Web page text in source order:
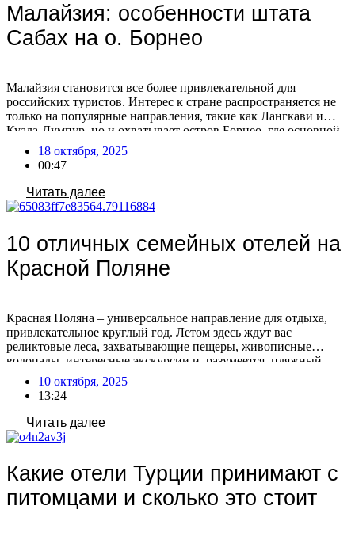
Малайзия: особенности штата
Сабах на о. Борнео
Малайзия становится все более привлекательной для
российских туристов. Интерес к стране распространяется не
только на популярные направления, такие как Лангкави и
Куала-Лумпур, но и охватывает остров Борнео, где основной
поток российских путешественников направляется в штат
Сабах. Штат активно продвигает себя на российском рынке,
участвуя в различных туристических мероприятиях. Сабах
расположен на острове Борнео, единственном острове […]
18 октября, 2025
00:47
Читать далее
10 отличных семейных отелей на
Красной Поляне
Красная Поляна – универсальное направление для отдыха,
привлекательное круглый год. Летом здесь ждут вас
реликтовые леса, захватывающие пещеры, живописные
водопады, интересные экскурсии и, разумеется, пляжный
релакс. Зимой же Красная Поляна предлагает активный
отдых на горных склонах с последующим расслаблением в
Спа-комплексе, сауне или за вкусным ужином. Планируя
семейное путешествие, уделите внимание выбору отеля в
Красной […]
10 октября, 2025
13:24
Читать далее
Какие отели Турции принимают с
питомцами и сколько это стоит